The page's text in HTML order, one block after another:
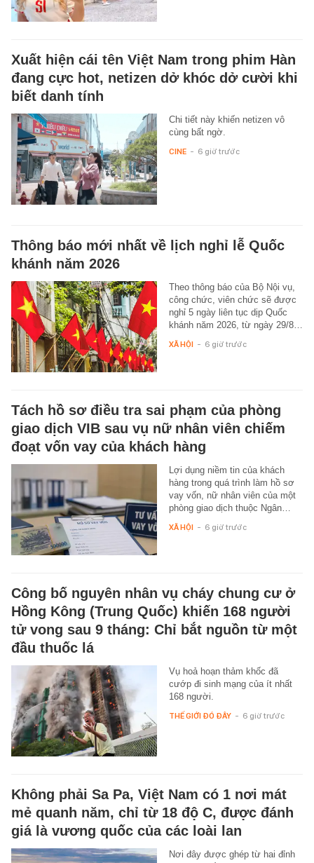
Xuất hiện cái tên Việt Nam trong phim Hàn
đang cực hot, netizen dở khóc dở cười khi
biết danh tính
Chi tiết này khiến netizen vô
cùng bất ngờ.
CINE - 6 giờ trước
Thông báo mới nhất về lịch nghỉ lễ Quốc
khánh năm 2026
Theo thông báo của Bộ Nội vụ,
công chức, viên chức sẽ được
nghỉ 5 ngày liên tục dịp Quốc
khánh năm 2026, từ ngày 29/8…
XÃ HỘI - 6 giờ trước
Tách hồ sơ điều tra sai phạm của phòng
giao dịch VIB sau vụ nữ nhân viên chiếm
đoạt vốn vay của khách hàng
Lợi dụng niềm tin của khách
hàng trong quá trình làm hồ sơ
vay vốn, nữ nhân viên của một
phòng giao dịch thuộc Ngân…
XÃ HỘI - 6 giờ trước
Công bố nguyên nhân vụ cháy chung cư ở
Hồng Kông (Trung Quốc) khiến 168 người
tử vong sau 9 tháng: Chỉ bắt nguồn từ một
đầu thuốc lá
Vụ hoả hoạn thảm khốc đã
cướp đi sinh mạng của ít nhất
168 người.
THẾ GIỚI ĐÓ ĐÂY - 6 giờ trước
Không phải Sa Pa, Việt Nam có 1 nơi mát
mẻ quanh năm, chỉ từ 18 độ C, được đánh
giá là vương quốc của các loài lan
Nơi đây được ghép từ hai đỉnh